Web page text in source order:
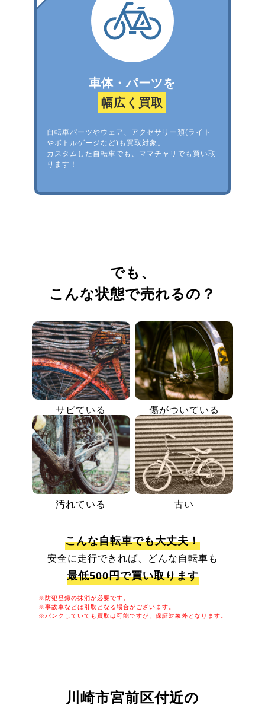
車体・パーツを
幅広く買取
自転車パーツやウェア、アクセサリー類(ライト
やボトルゲージなど)も買取対象。
カスタムした自転車でも、ママチャリでも買い取
ります！
でも、
こんな状態で売れるの？
サビている 傷がついている
汚れている 古い
こんな自転車でも大丈夫！
安全に走行できれば、どんな自転車も
最低500円で買い取ります
※防犯登録の抹消が必要です。
※事故車などは引取となる場合がございます。
※パンクしていても買取は可能ですが、保証対象外となります。
川崎市宮前区付近の